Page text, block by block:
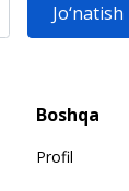
Jo‘natish
Boshqa
Profil